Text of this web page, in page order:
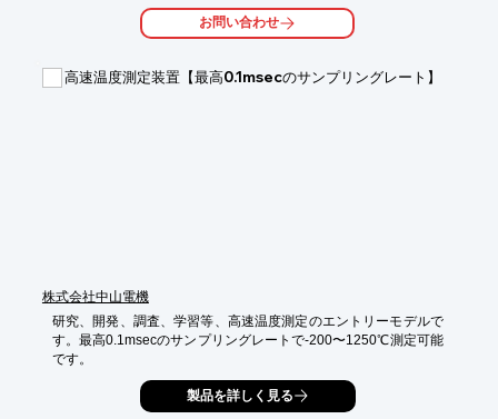
また、被覆外径：0.5mm、シース長さ：500mm、熱電対素線
径：0.08mmの
【特長】
お問い合わせ
高速温度測定装置【最高0.1msecのサンプリングレート】
株式会社中山電機
研究、開発、調査、学習等、高速温度測定のエントリーモデルで
す。最高0.1msecのサンプリングレートで-200〜1250℃測定可能
です。
製品を詳しく見る